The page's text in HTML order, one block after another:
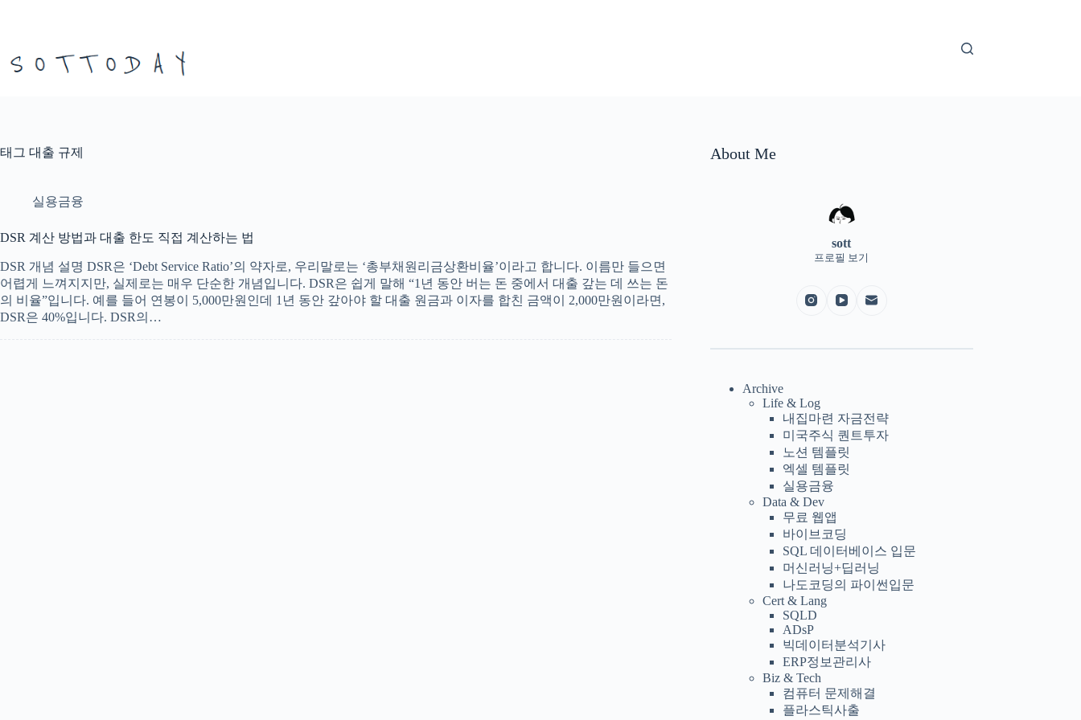
로
태그 대출 규제
실용금융
DSR 계산 방법과 대출 한도 직접 계산하는 법
DSR 개념 설명 DSR은 ‘Debt Service Ratio’의 약자로, 우리말로는 ‘총부채원리금상환비율’이라고 합니다. 이름만 들으면
어렵게 느껴지지만, 실제로는 매우 단순한 개념입니다. DSR은 쉽게 말해 “1년 동안 버는 돈 중에서 대출 갚는 데 쓰는 돈
의 비율”입니다. 예를 들어 연봉이 5,000만원인데 1년 동안 갚아야 할 대출 원금과 이자를 합친 금액이 2,000만원이라면,
DSR은 40%입니다. DSR의…
About Me
sott
프로필 보기
Archive
Life & Log
내집마련 자금전략
미국주식 퀀트투자
노션 템플릿
엑셀 템플릿
실용금융
Data & Dev
무료 웹앱
바이브코딩
SQL 데이터베이스 입문
머신러닝+딥러닝
나도코딩의 파이썬입문
Cert & Lang
SQLD
ADsP
빅데이터분석기사
ERP정보관리사
Biz & Tech
컴퓨터 문제해결
플라스틱사출